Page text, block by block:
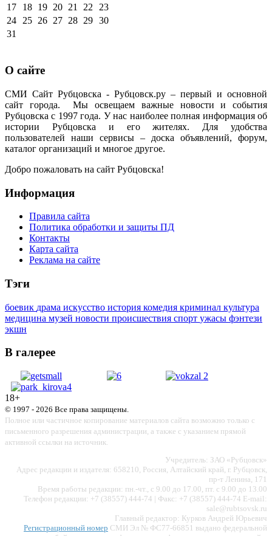
17
18 19 20 21 22
23
24
25 26 27 28 29 30
31
О сайте
СМИ Сайт Рубцовска - Рубцовск.ру – первый и основной
сайт города. Мы освещаем важные новости и события
Рубцовска с 1997 года. У нас наиболее полная информация об
истории Рубцовска и его жителях. Для удобства
пользователей наши сервисы – доска объявлений, форум,
каталог организаций и многое другое.
Добро пожаловать на сайт Рубцовска!
Информация
Правила сайта
Политика обработки и защиты ПД
Контакты
Карта сайта
Реклама на сайте
Тэги
боевик драма искусство история комедия криминал культура
медицина музей новости происшествия спорт ужасы фэнтези
экшн
В галерее
18+
© 1997 - 2026 Все права защищены.
Полное или частичное копирование материалов сайта возможно только с
письменного разрешения администрации, а также с указанием прямой
активной ссылки на источник.
Учредитель: ЗАО «Рубцовск»
Адрес редакции и издателя: 658210, Россия, Алтайский край, г. Рубцовск,
пр-т Ленина, 171
Время работы редакции: пн.-чт., с 9.00 до 17.00, пт. с 9.00 до 13.00
Телефон редакции: +7 (38557) 444-74 | Факс: +7 (38557) 444-74 E-mail:
sale@rubtsovsk.ru
Главный редактор: Курков Андрей Юрьевич
Регистрационный номер СМИ Эл № ФС77-66851 выдано федеральной